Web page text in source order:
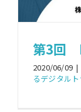
第3回
2020/06/09 |
るデジタル